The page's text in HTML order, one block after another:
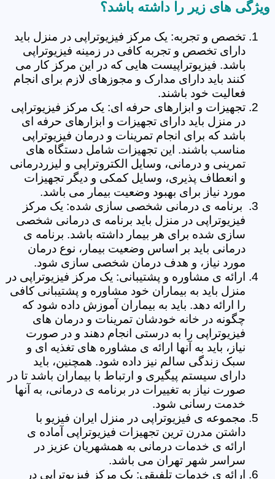
ویژگی های زیر را داشته باشد؟
تخصص و تجربه: یک مرکز فیزیوتراپی در منزل باید
دارای تخصص و تجربه کافی در زمینه فیزیوتراپی
باشد. فیزیوتراپیست هایی که در این مرکز کار می
کنند باید دارای مدارک و مجوزهای لازم برای انجام
فعالیت خود باشند.
تجهیزات و ابزارهای حرفه ای: یک مرکز فیزیوتراپی
در منزل باید دارای تجهیزات و ابزارهای حرفه ای
باشد که برای انجام تمرینات و درمان فیزیوتراپی
مناسب باشند. این تجهیزات شامل دستگاه های
تمرینی و درمانی، وسایل الکتروتراپی و لیزردرمانی
و انعطاف پذیری، وسایل کمکی و دیگر تجهیزات
مورد نیاز برای بهبود وضعیت بیمار می باشد.
برنامه ی درمانی شخصی سازی شده: یک مرکز
فیزیوتراپی در منزل باید برنامه ی درمانی شخصی
سازی شده برای هر بیمار داشته باشد. برنامه ی
درمانی باید بر اساس وضعیت بیمار، نوع درمان
مورد نیاز، و هدف درمان شخصی سازی شود.
ارائه ی مشاوره و پشتیبانی: یک مرکز فیزیوتراپی در
منزل باید به بیماران خود مشاوره و پشتیبانی کافی
را ارائه دهد. باید به بیماران آموزش داده شود که
چگونه در خانه خودشان تمرینات و درمان های
فیزیوتراپی را به درستی انجام دهند و در صورت
نیاز، باید به آنها ارائه ی مشاوره های تغذیه ای و
سبک زندگی سالم نیز داده شود. همچنین، باید
دارای سیستم پیگیری و ارتباط با بیماران باشد تا در
صورت نیاز به تغییرات در برنامه ی درمانی، به آنها
خدمت رسانی شود.
مجموعه ی فیزیوتراپی در منزل ایران فیزیو با
داشتن مدرن ترین تجهیزات فیزیوتراپی آماده ی
ارائه ی خدمات درمانی به همشهریان عزیز در
سراسر شهر تهران می باشد.
ارائه ی خدمات تلفیقی: یک مرکز فیزیوتراپی در